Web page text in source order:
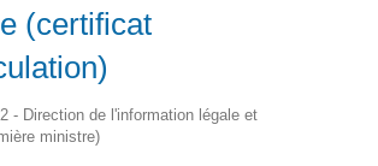
(certificat
- Direction de l'information légale et
ministre)